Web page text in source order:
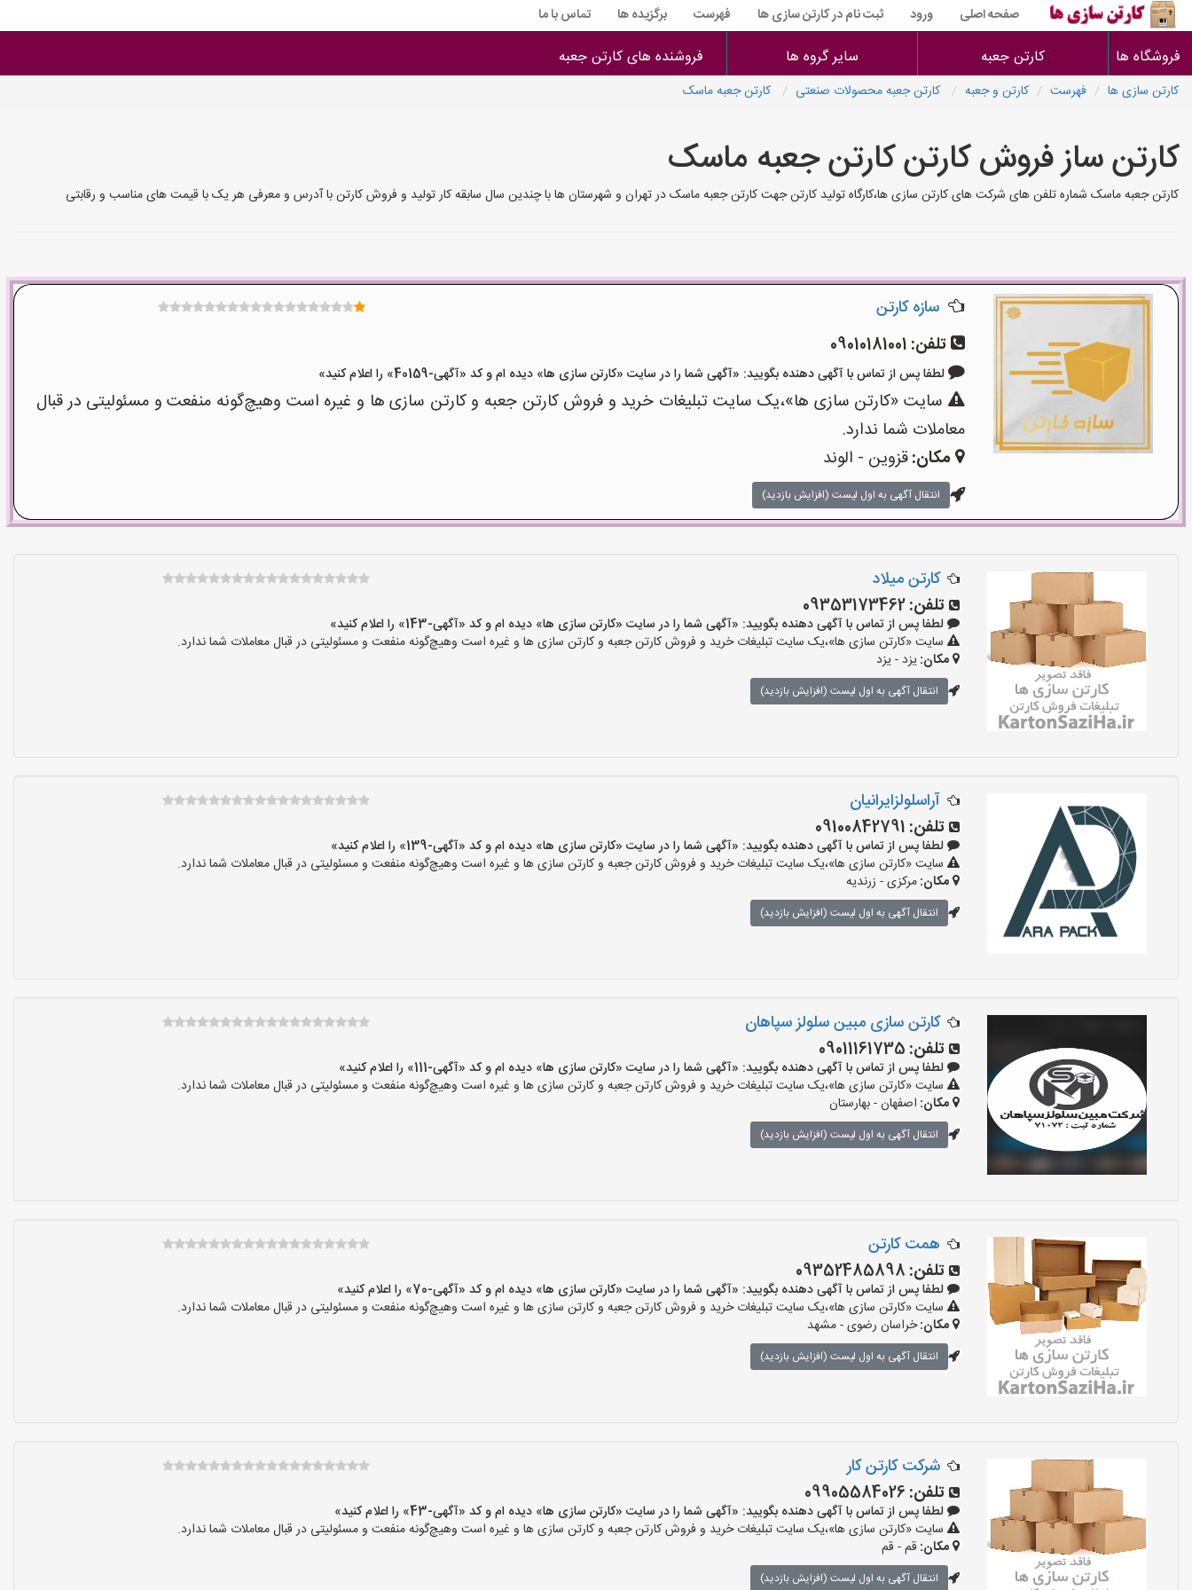
صفحه اصلی ورود ثبت نام در کارتن سازی ها فهرست برگزیده ها تماس با ما
فروشگاه ها کارتن جعبه سایر گروه ها فروشنده های کارتن جعبه
کارتن سازی ها فهرست کارتن و جعبه کارتن جعبه محصولات صنعتی کارتن جعبه ماسک
کارتن ساز فروش کارتن کارتن جعبه ماسک
کارتن جعبه ماسک شماره تلفن های شرکت های کارتن سازی ها،کارگاه تولید کارتن جهت کارتن جعبه ماسک در تهران و شهرستان ها با چندین سال سابقه کار تولید و فروش کارتن با آدرس و معرفی هر یک با قیمت های مناسب و رقابتی
سازه کارتن
تلفن: 09010181001
لطفا پس از تماس با آگهی دهنده بگویید: «آگهی شما را در سایت «کارتن سازی ها» دیده ام و کد «آگهی-40159» را اعلام کنید»
سایت «کارتن سازی ها»،یک سایت تبلیغات خرید و فروش کارتن جعبه و کارتن سازی ها و غیره است وهیچ‌گونه منفعت و مسئولیتی در قبال
معاملات شما ندارد.
مکان:قزوین - الوند
انتقال آگهی به اول لیست (افزایش بازدید)
کارتن میلاد
تلفن:09353173462
لطفا پس از تماس با آگهی دهنده بگویید: «آگهی شما را در سایت «کارتن سازی ها» دیده ام و کد «آگهی-143» را اعلام کنید»
سایت «کارتن سازی ها»،یک سایت تبلیغات خرید و فروش کارتن جعبه و کارتن سازی ها و غیره است وهیچ‌گونه منفعت و مسئولیتی در قبال معاملات شما ندارد.
مکان:یزد - یزد
انتقال آگهی به اول لیست (افزایش بازدید)
آراسلولزایرانیان
تلفن: 09100842791
لطفا پس از تماس با آگهی دهنده بگویید: «آگهی شما را در سایت «کارتن سازی ها» دیده ام و کد «آگهی-139» را اعلام کنید»
سایت «کارتن سازی ها»،یک سایت تبلیغات خرید و فروش کارتن جعبه و کارتن سازی ها و غیره است وهیچ‌گونه منفعت و مسئولیتی در قبال معاملات شما ندارد.
مکان:مرکزی - زرندیه
انتقال آگهی به اول لیست (افزایش بازدید)
کارتن سازی مبین سلولز سپاهان
تلفن: 09011161735
لطفا پس از تماس با آگهی دهنده بگویید: «آگهی شما را در سایت «کارتن سازی ها» دیده ام و کد «آگهی-111» را اعلام کنید»
سایت «کارتن سازی ها»،یک سایت تبلیغات خرید و فروش کارتن جعبه و کارتن سازی ها و غیره است وهیچ‌گونه منفعت و مسئولیتی در قبال معاملات شما ندارد.
مکان: اصفهان - بهارستان
انتقال آگهی به اول لیست (افزایش بازدید)
همت کارتن
تلفن: 09352485898
لطفا پس از تماس با آگهی دهنده بگویید: «آگهی شما را در سایت «کارتن سازی ها» دیده ام و کد «آگهی-70» را اعلام کنید»
سایت «کارتن سازی ها»،یک سایت تبلیغات خرید و فروش کارتن جعبه و کارتن سازی ها و غیره است وهیچ‌گونه منفعت و مسئولیتی در قبال معاملات شما ندارد.
مکان:خراسان رضوی - مشهد
انتقال آگهی به اول لیست (افزایش بازدید)
شرکت کارتن کار
تلفن: 09905584026
لطفا پس از تماس با آگهی دهنده بگویید: «آگهی شما را در سایت «کارتن سازی ها» دیده ام و کد «آگهی-43» را اعلام کنید»
سایت «کارتن سازی ها»،یک سایت تبلیغات خرید و فروش کارتن جعبه و کارتن سازی ها و غیره است وهیچ‌گونه منفعت و مسئولیتی در قبال معاملات شما ندارد.
مکان: قم - قم
انتقال آگهی به اول لیست (افزایش بازدید)